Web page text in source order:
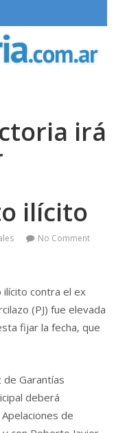
irá
ilícito
No Comment
contra el ex
(PJ) fue elevada
fijar la fecha, que
de Garantías
deberá
de